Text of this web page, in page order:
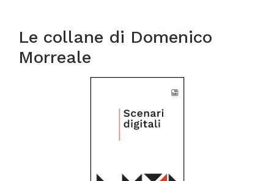
Le collane di Domenico
Morreale